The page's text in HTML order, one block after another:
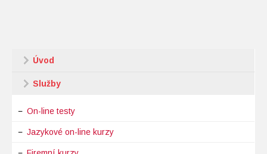
Úvod
Služby
On-line testy
Jazykové on-line kurzy